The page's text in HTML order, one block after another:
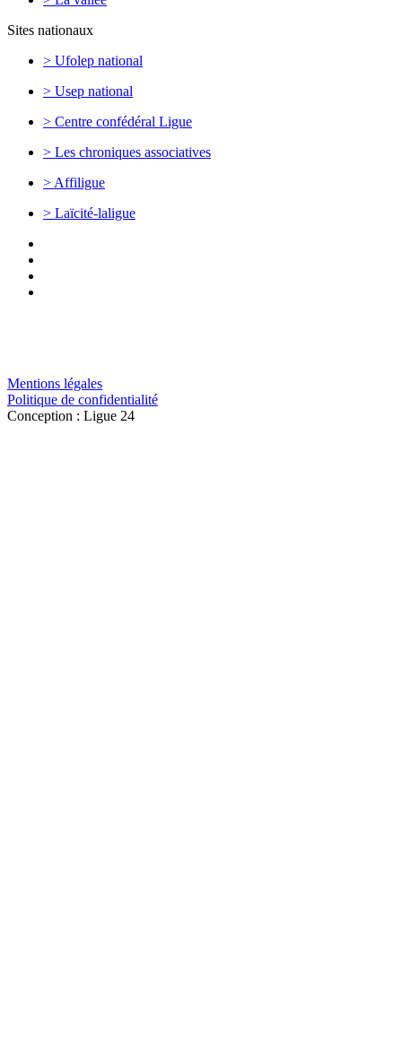
Sites nationaux
> Ufolep national
> Usep national
> Centre confédéral Ligue
> Les chroniques associatives
> Affiligue
> Laïcité-laligue
Mentions légales
Politique de confidentialité
Conception : Ligue 24